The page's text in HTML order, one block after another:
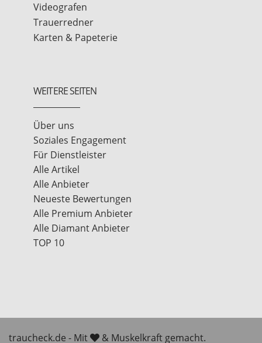
Videografen
Trauerredner
Karten & Papeterie
WEITERE SEITEN
Über uns
Soziales Engagement
Für Dienstleister
Alle Artikel
Alle Anbieter
Neueste Bewertungen
Alle Premium Anbieter
Alle Diamant Anbieter
TOP 10
traucheck.de - Mit & Muskelkraft gemacht.